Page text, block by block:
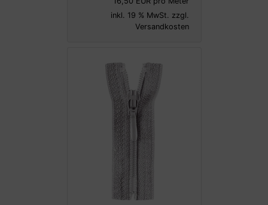
inkl. 19 % MwSt. zzgl.
Versandkosten